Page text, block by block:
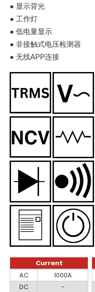
● 显示背光
● 工作灯
● 低电量显示
● 非接触式电压检测器
● 无线APP连接
Current
Current
AC
1000A
DC
-